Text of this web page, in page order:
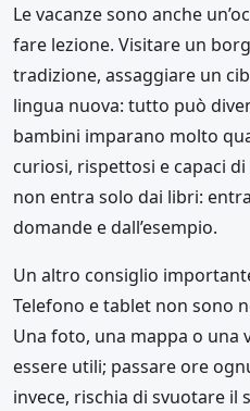
Le vacanze sono anche
fare lezione. Visitare un
tradizione, assaggiare un
lingua nuova: tutto può
bambini imparano molto
curiosi, rispettosi e capaci
non entra solo dai libri:
domande e dall’esempio.
Un altro consiglio
Telefono e tablet non sono
Una foto, una mappa o una
essere utili; passare ore
invece, rischia di svuotare il